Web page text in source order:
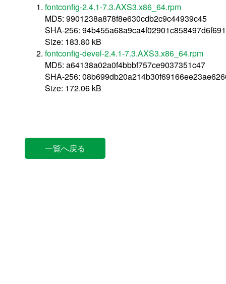
fontconfig-2.4.1-7.3.AXS3.x86_64.rpm
MD5: 9901238a878f8e630cdb2c9c44939c45
SHA-256:
Size: 183.80 kB
fontconfig-devel-2.4.1-7.3.AXS3.x86_64.rpm
MD5: a64138a02a0f4bbbf757ce9037351c47
SHA-256:
Size: 172.06 kB
一覧へ戻る